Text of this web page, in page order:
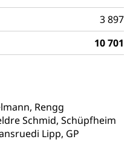
3 897
10 701
Rengg
Schmid, Schüpfheim
Lipp, GP
(WAS Luzern)
Patientendossier
Witwenrente,
Säule, dritte
(WAS Luzern)